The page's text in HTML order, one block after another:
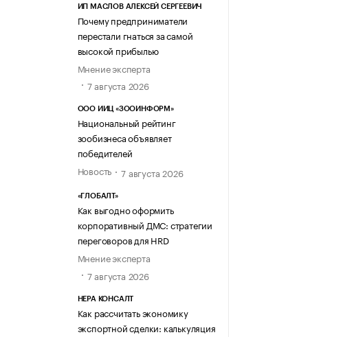
ИП МАСЛОВ АЛЕКСЕЙ СЕРГЕЕВИЧ
Почему предприниматели
перестали гнаться за самой
высокой прибылью
Мнение эксперта
7 августа 2026
ООО ИИЦ «ЗООИНФОРМ»
Национальный рейтинг
зообизнеса объявляет
победителей
Новость
7 августа 2026
«ГЛОБАЛТ»
Как выгодно оформить
корпоративный ДМС: стратегии
переговоров для HRD
Мнение эксперта
7 августа 2026
НЕРА КОНСАЛТ
Как рассчитать экономику
экспортной сделки: калькуляция